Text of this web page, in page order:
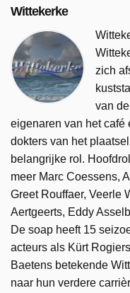
Wittekerke
zich
van
eigenaren van het café
dokters van het
belangrijke rol.
meer Marc Coessens,
Greet Rouffaer, Veerle
Aertgeerts, Eddy
De soap heeft 15
acteurs als Kürt
Baetens betekende
naar hun verdere